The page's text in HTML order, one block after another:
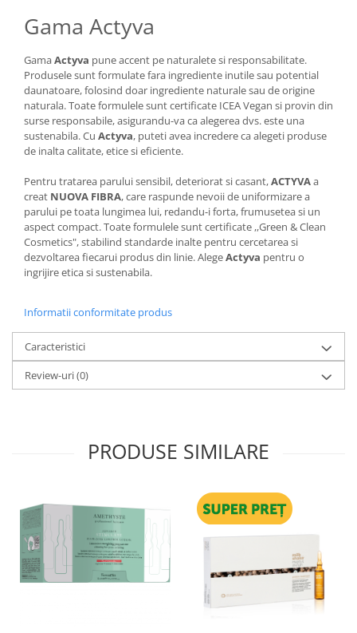
Gama Actyva
GamaActyva pune accent pe naturalete si responsabilitate.
Produsele sunt formulate fara ingrediente inutile sau potential
daunatoare, folosind doar ingrediente naturale sau de origine
naturala. Toate formulele sunt certificate ICEA Vegan si provin din
surse responsabile, asigurandu-va ca alegerea dvs. este una
sustenabila. Cu Actyva, puteti avea incredere ca alegeti produse
de inalta calitate, etice si eficiente.
Pentru tratarea parului sensibil, deteriorat si casant,ACTYVAa
creat NUOVA FIBRA, care raspunde nevoii de uniformizare a
parului pe toata lungimea lui, redandu-i forta, frumusetea si un
aspect compact. Toate formulele sunt certificate ,,Green & Clean
Cosmetics", stabilind standarde inalte pentru cercetarea si
dezvoltarea fiecarui produs din linie. AlegeActyva pentru o
ingrijire etica si sustenabila.
Informatii conformitate produs
Caracteristici
Review-uri(0)
PRODUSE SIMILARE